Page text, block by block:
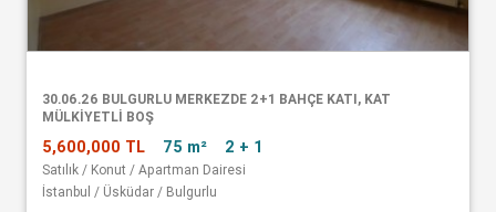
30.06.26 BULGURLU MERKEZDE 2+1 BAHÇE KATI, KAT
MÜLKİYETLİ BOŞ
5,600,000 TL 75 m² 2 + 1
Satılık / Konut / Apartman Dairesi
İstanbul / Üsküdar / Bulgurlu